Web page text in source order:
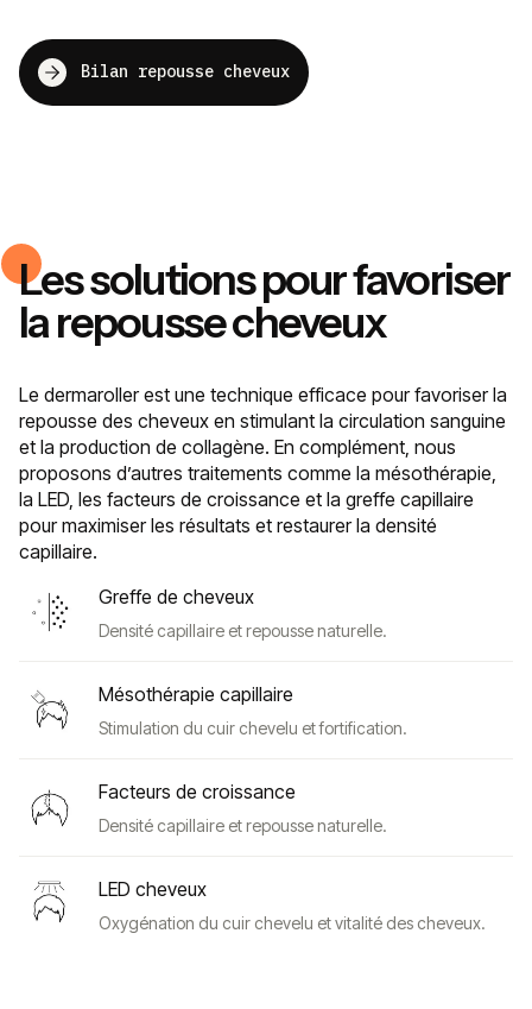
Bilan repousse cheveux
Les solutions pour favoriser
la repousse cheveux
Le dermaroller est une technique efficace pour favoriser la
repousse des cheveux en stimulant la circulation sanguine
et la production de collagène. En complément, nous
proposons d’autres traitements comme la mésothérapie,
la LED, les facteurs de croissance et la greffe capillaire
pour maximiser les résultats et restaurer la densité
capillaire.
Greffe de cheveux
Densité capillaire et repousse naturelle.
Mésothérapie capillaire
Stimulation du cuir chevelu et fortification.
Facteurs de croissance
Densité capillaire et repousse naturelle.
LED cheveux
Oxygénation du cuir chevelu et vitalité des cheveux.